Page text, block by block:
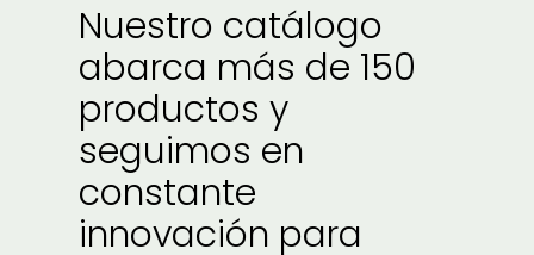
Nuestro catálogo
abarca más de 150
productos y
seguimos en
constante
innovación para